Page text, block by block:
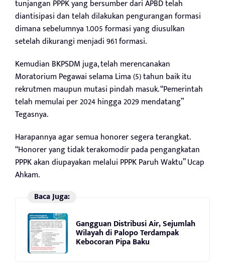
tunjangan PPPK yang bersumber dari APBD telah
diantisipasi dan telah dilakukan pengurangan formasi
dimana sebelumnya 1.005 formasi yang diusulkan
setelah dikurangi menjadi 961 formasi.
Kemudian BKPSDM juga, telah merencanakan
Moratorium Pegawai selama Lima (5) tahun baik itu
rekrutmen maupun mutasi pindah masuk. “Pemerintah
telah memulai per 2024 hingga 2029 mendatang”
Tegasnya.
Harapannya agar semua honorer segera terangkat.
“Honorer yang tidak terakomodir pada pengangkatan
PPPK akan diupayakan melalui PPPK Paruh Waktu” Ucap
Ahkam.
Baca Juga:
Gangguan Distribusi Air, Sejumlah
Wilayah di Palopo Terdampak
Kebocoran Pipa Baku